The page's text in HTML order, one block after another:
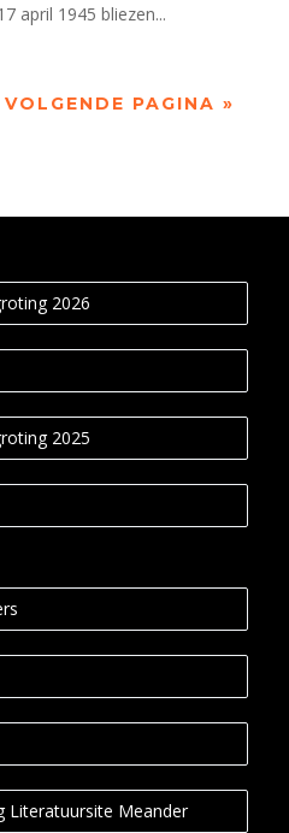
april 1945 bliezen...
VOLGENDE PAGINA »
2026
2025
Literatuursite Meander